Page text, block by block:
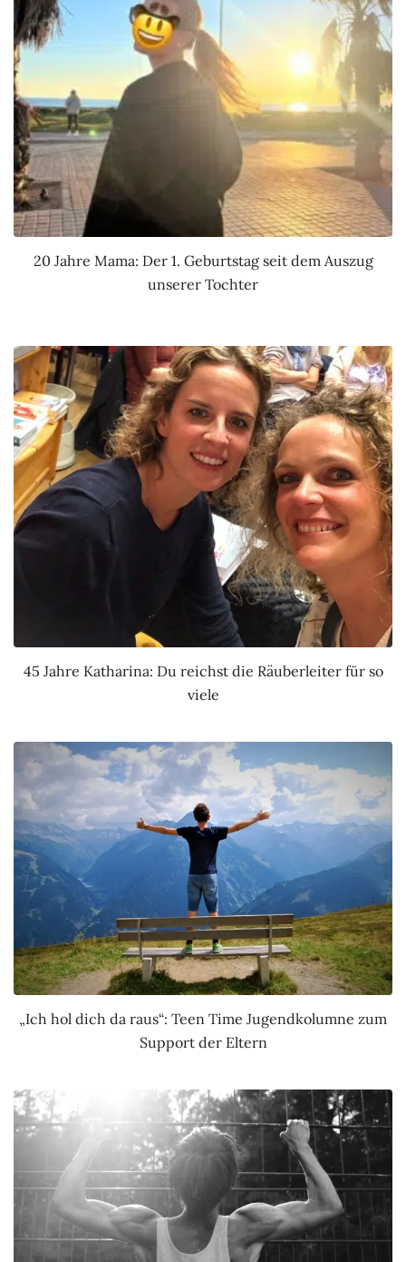
20 Jahre Mama: Der 1. Geburtstag seit dem Auszug
unserer Tochter
45 Jahre Katharina: Du reichst die Räuberleiter für so
viele
„Ich hol dich da raus“: Teen Time Jugendkolumne zum
Support der Eltern